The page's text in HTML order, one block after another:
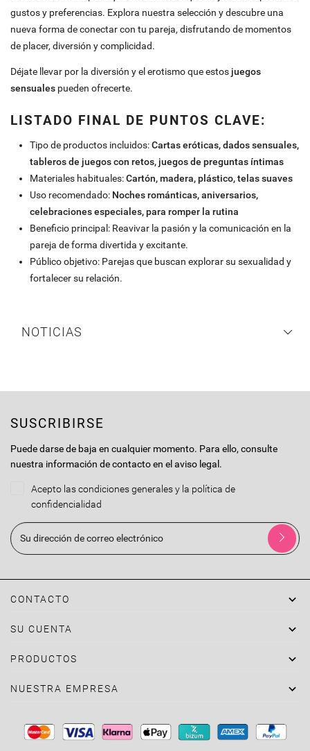
NOTICIAS
gustos y preferencias. Explora nuestra selección y descubre una
nueva forma de conectar con tu pareja, disfrutando de momentos
de placer, diversión y complicidad.
Déjate llevar por la diversión y el erotismo que estos juegos
sensuales pueden ofrecerte.
LISTADO FINAL DE PUNTOS CLAVE:
Tipo de productos incluidos:Cartas eróticas, dados sensuales,
tableros de juegos con retos, juegos de preguntas íntimas
Materiales habituales:Cartón, madera, plástico, telas suaves
Uso recomendado: Noches románticas, aniversarios,
celebraciones especiales, para romper la rutina
Beneficio principal: Reavivar la pasión y la comunicación en la
pareja de forma divertida y excitante.
Público objetivo: Parejas que buscan explorar su sexualidad y
fortalecer su relación.
SUSCRIBIRSE
Puede darse de baja en cualquier momento. Para ello, consulte
nuestra información de contacto en el aviso legal.
Acepto las condiciones generales y la política de
confidencialidad
CONTACTO 
SU CUENTA 
PRODUCTOS 
NUESTRA EMPRESA 